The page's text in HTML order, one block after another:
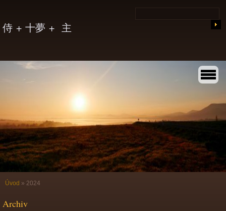
侍 + 十夢 + 主
Úvod » 2024
Archiv